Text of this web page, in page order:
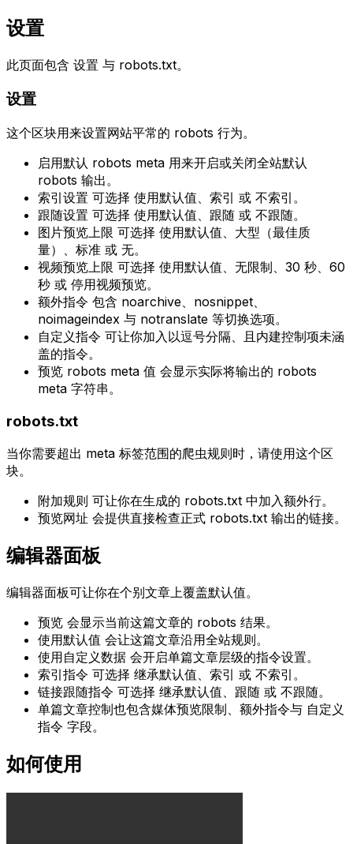
设置
此页面包含 设置 与 robots.txt。
设置
这个区块用来设置网站平常的 robots 行为。
启用默认 robots meta 用来开启或关闭全站默认
robots 输出。
索引设置 可选择 使用默认值 索引 或 不索引 。
跟随设置 可选择 使用默认值 跟随 或 不跟随。
图片预览上限 可选择 使用默认值
大型（最佳质
量）
标准 或 无。
视频预览上限 可选择 使用默认值 无限制 30 秒
60
秒 或 停用视频预览。
额外指令 包含 noarchive nosnippet
noimageindex 与 notranslate 等切换选项。
自定义指令 可让你加入以逗号分隔、且内建控制项未涵
盖的指令。
预览 robots meta 值 会显示实际将输出的 robots
meta 字符串。
robots.txt
当你需要超出 meta 标签范围的爬虫规则时，请使用这个区
块。
附加规则 可让你在生成的 robots.txt 中加入额外行。
预览网址 会提供直接检查正式 robots.txt 输出的链接。
编辑器面板
编辑器面板可让你在个别文章上覆盖默认值。
预览 会显示当前这篇文章的 robots 结果。
使用默认值 会让这篇文章沿用全站规则。
使用自定义数据 会开启单篇文章层级的指令设置。
索引指令 可选择 继承默认值 索引 或 不索引 。
链接跟随指令 可选择 继承默认值 跟随 或 不跟随。
单篇文章控制也包含媒体预览限制、额外指令与 自定义
指令 字段。
如何使用